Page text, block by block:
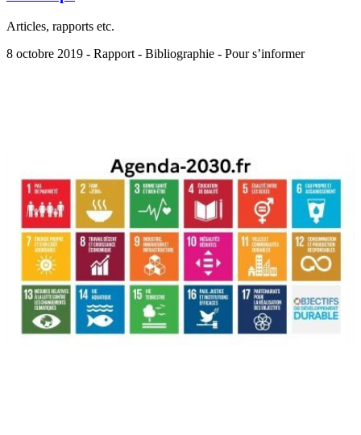
Articles, rapports etc.
8 octobre 2019 - Rapport - Bibliographie - Pour s’informer